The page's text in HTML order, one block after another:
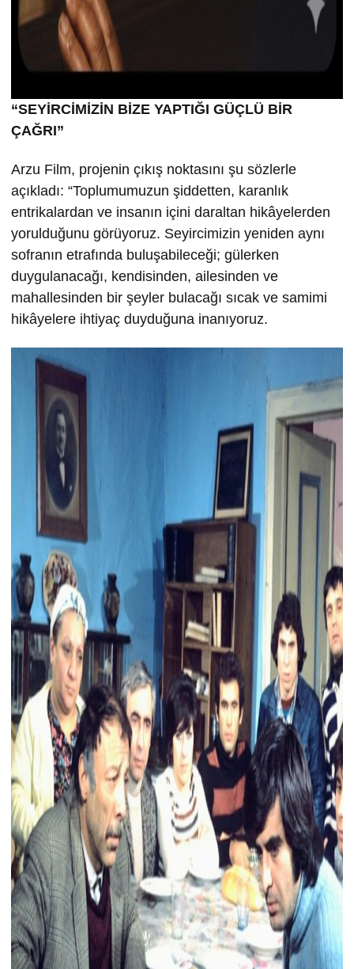
“SEYİRCİMİZİN BİZE YAPTIĞI GÜÇLÜ BİR
ÇAĞRI”
Arzu Film, projenin çıkış noktasını şu sözlerle
açıkladı: “Toplumumuzun şiddetten, karanlık
entrikalardan ve insanın içini daraltan hikâyelerden
yorulduğunu görüyoruz. Seyircimizin yeniden aynı
sofranın etrafında buluşabileceği; gülerken
duygulanacağı, kendisinden, ailesinden ve
mahallesinden bir şeyler bulacağı sıcak ve samimi
hikâyelere ihtiyaç duyduğuna inanıyoruz.